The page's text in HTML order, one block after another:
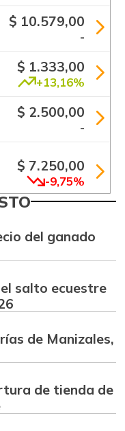
$ 10.579,00
-
$ 1.333,00
+13,16%
$ 2.500,00
-
$ 7.250,00
-9,75%
+23,30%
$ 5.289,00
$ 9.000,00
-
$ 2.083,00
del ganado
salto ecuestre
de Manizales,
de tienda de